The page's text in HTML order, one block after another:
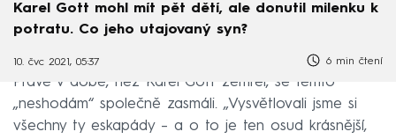
Karel Gott mohl mít pět dětí, ale donutil milenku k
potratu. Co jeho utajovaný syn?
10. čvc 2021, 05:37 6 min čtení
Právě v době, než Karel Gott zemřel, se těmto
„neshodám“ společně zasmáli. „Vysvětlovali jsme si
všechny ty eskapády – a o to je ten osud krásnější,